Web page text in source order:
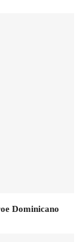
Dominicano